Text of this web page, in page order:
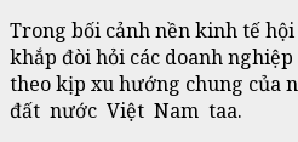
Trong bối cảnh nền kinh tế
khắp đòi hỏi các doanh
theo kịp xu hướng chung của
đất nước Việt Nam taa.